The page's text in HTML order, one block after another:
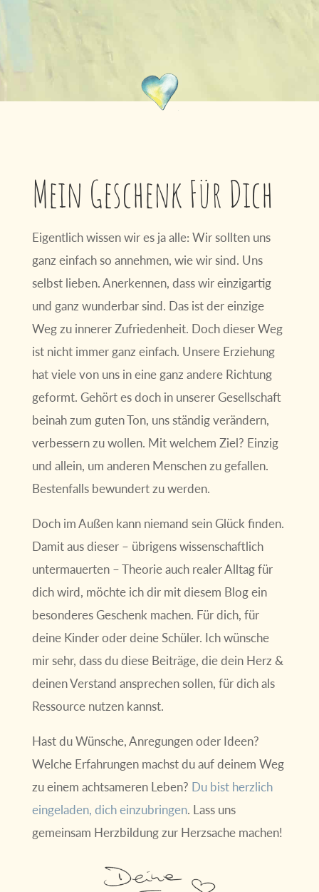
Mein Geschenk Für Dich
Eigentlich wissen wir es ja alle: Wir sollten uns
ganz einfach so annehmen, wie wir sind. Uns
selbst lieben. Anerkennen, dass wir einzigartig
und ganz wunderbar sind. Das ist der einzige
Weg zu innerer Zufriedenheit. Doch dieser Weg
ist nicht immer ganz einfach. Unsere Erziehung
hat viele von uns in eine ganz andere Richtung
geformt. Gehört es doch in unserer Gesellschaft
beinah zum guten Ton, uns ständig verändern,
verbessern zu wollen. Mit welchem Ziel? Einzig
und allein, um anderen Menschen zu gefallen.
Bestenfalls bewundert zu werden.
Doch im Außen kann niemand sein Glück finden.
Damit aus dieser – übrigens wissenschaftlich
untermauerten – Theorie auch realer Alltag für
dich wird, möchte ich dir mit diesem Blog ein
besonderes Geschenk machen. Für dich, für
deine Kinder oder deine Schüler. Ich wünsche
mir sehr, dass du diese Beiträge, die dein Herz &
deinen Verstand ansprechen sollen, für dich als
Ressource nutzen kannst.
Hast du Wünsche, Anregungen oder Ideen?
Welche Erfahrungen machst du auf deinem Weg
zu einem achtsameren Leben? Du bist herzlich
eingeladen, dich einzubringen. Lass uns
gemeinsam Herzbildung zur Herzsache machen!